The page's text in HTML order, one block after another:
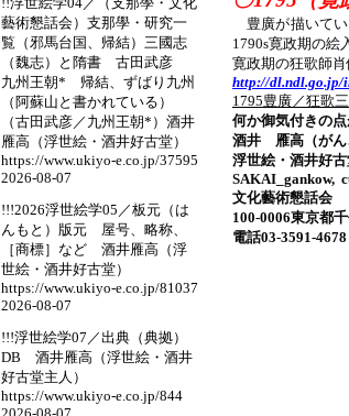
豊廣が描いてい
1790s寛政期の絵
寛政期の狂歌師肖
http://dl.ndl.go.jp/
1795豊廣／狂歌
何か御気付きの点
酒井 雁高（が
浮世絵・酒井好
SAKAI_gankow,
文化藝術懇話会
100-0006東京都
電話03-3591-4678
藝術懇話会）支那學・研究一
覧（邪馬台国、帰結）三國志
（魏志）と隋書 古田武彦
九州王朝* 帰結、ずばり九州
（阿蘇山と書かれている）
（古田武彦／九州王朝*）酒井
雁高（浮世絵・酒井好古堂）
https://www.ukiyo-e.co.jp/37595
2026-08-07
!!!2026浮世絵学05／板元（は
んもと）版元 屋号、略称、
［商標］など 酒井雁高（浮
世絵・酒井好古堂）
https://www.ukiyo-e.co.jp/81037
2026-08-07
!!!浮世絵学07／出典（典拠）
DB 酒井雁高（浮世絵・酒井
好古堂主人）
https://www.ukiyo-e.co.jp/844